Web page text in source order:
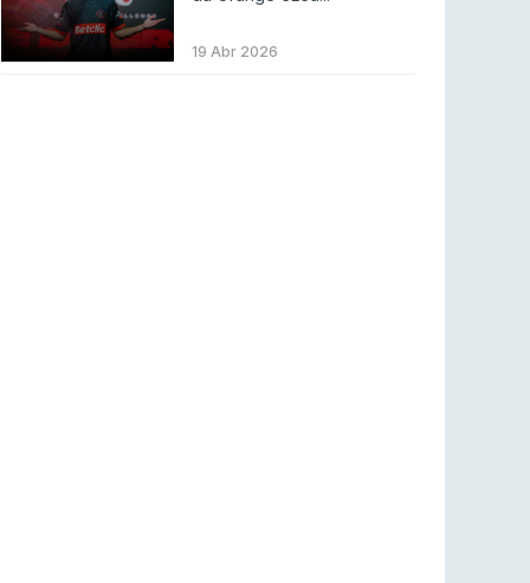
Betclic renova parceria com a RTP Arena para
a época 2026/27
19 Abr 2026